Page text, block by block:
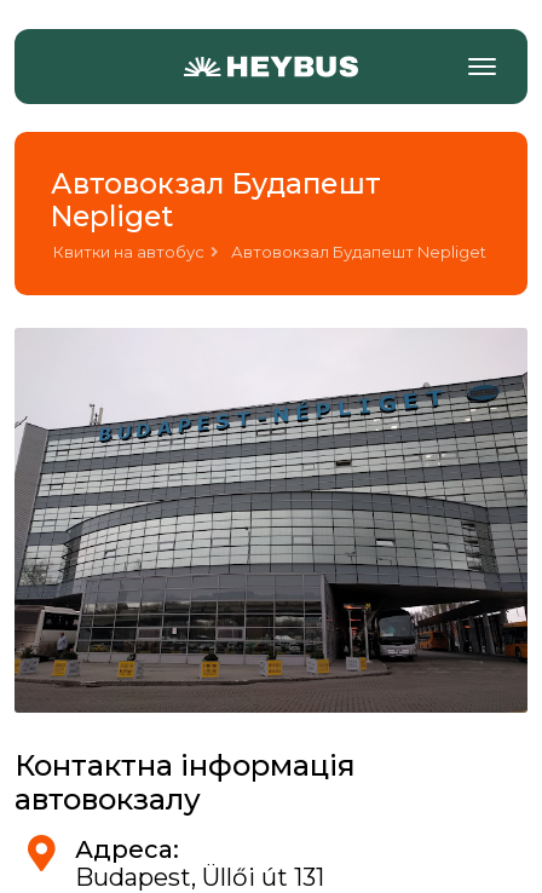
Автовокзал Будапешт
Nepliget
Квитки на автобус Автовокзал Будапешт Nepliget
Контактна інформація
автовокзалу
Адреса:
Budapest, Üllői út 131